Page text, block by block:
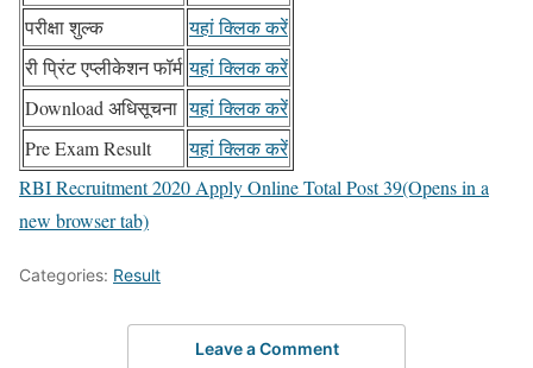
परीक्षा शुल्क
यहां क्लिक करें
री प्रिंट एप्लीकेशन फॉर्म यहां क्लिक करें
Download अधिसूचना यहां क्लिक करें
Pre Exam Result
यहां क्लिक करें
RBI Recruitment 2020 Apply Online Total Post 39(Opens in a
new browser tab)
Categories: Result
Leave a Comment